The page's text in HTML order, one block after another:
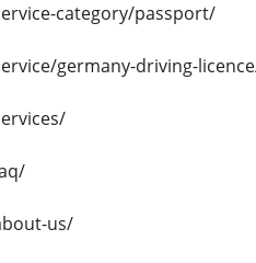
category/passport/
germany-driving-
us/